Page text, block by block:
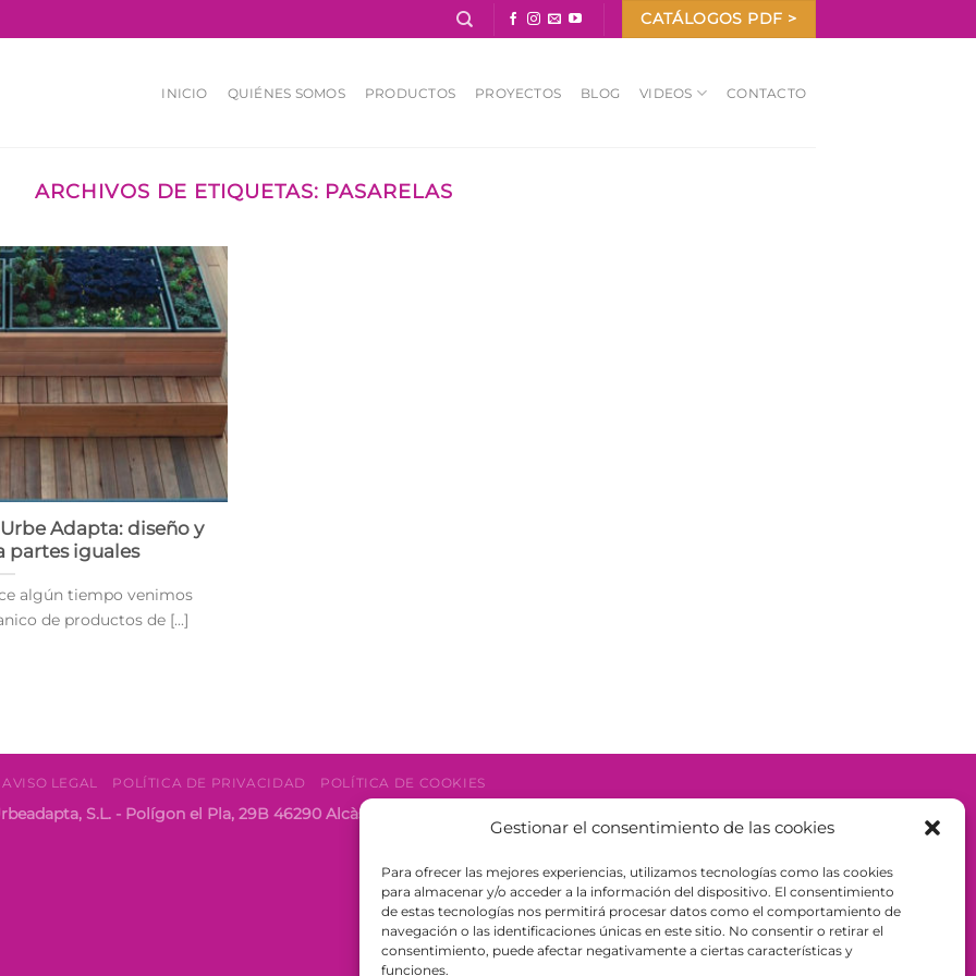
Gestionar el consentimiento de las cookies
Para ofrecer las mejores experiencias, utilizamos tecnologías como las cookies
para almacenar y/o acceder a la información del dispositivo. El consentimiento
de estas tecnologías nos permitirá procesar datos como el comportamiento de
navegación o las identificaciones únicas en este sitio. No consentir o retirar el
consentimiento, puede afectar negativamente a ciertas características y
funciones.
CATÁLOGOS PDF >
INICIO QUIÉNES SOMOS PRODUCTOS PROYECTOS BLOG VIDEOS CONTACTO
ARCHIVOS DE ETIQUETAS: PASARELAS
Adapta: diseño y
partes iguales
algún tiempo venimos
de productos de [...]
AVISO LEGAL POLÍTICA DE PRIVACIDAD POLÍTICA DE COOKIES
S.L. - Polígon el Pla, 29B 46290 Alcàsser, Valencia – ESPAÑA - B98943723